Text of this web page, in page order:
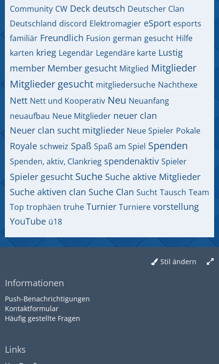
Community CW Deck deutsch Deutscher Clan
Deutschland discord Elektromagier eSport esports
familiär Freundlich Fusion german gesucht Hilfe
karten krieg Legendär Legendäre karte Lustig
member Member gesucht Mitglied Mitglieder
Mitglieder gesucht mitgliedersuche Nachthexe
Nett Nett und Kooperativ Neu Neuanfang
neuaufbau Neue Mitglieder neuer clan
Neuer clan sucht mitglieder Neue Spieler Pokale
Royale schweiz Spaß Spaß am Spiel Spenden
Spenden, aktiv, Clankrieg spendenaktiv Spieler
Spieler gesucht Suche Suche aktive Mitglieder
Suche aktiven clan Suche Clan Sucht Tausch Team
Top trophäen truhe Turnier Turniere vorstellung
YouTube ü18
Stil ändern
Informationen
Push-Benachrichtigungen
Kontaktformular
Häufig gestellte Fragen
Links